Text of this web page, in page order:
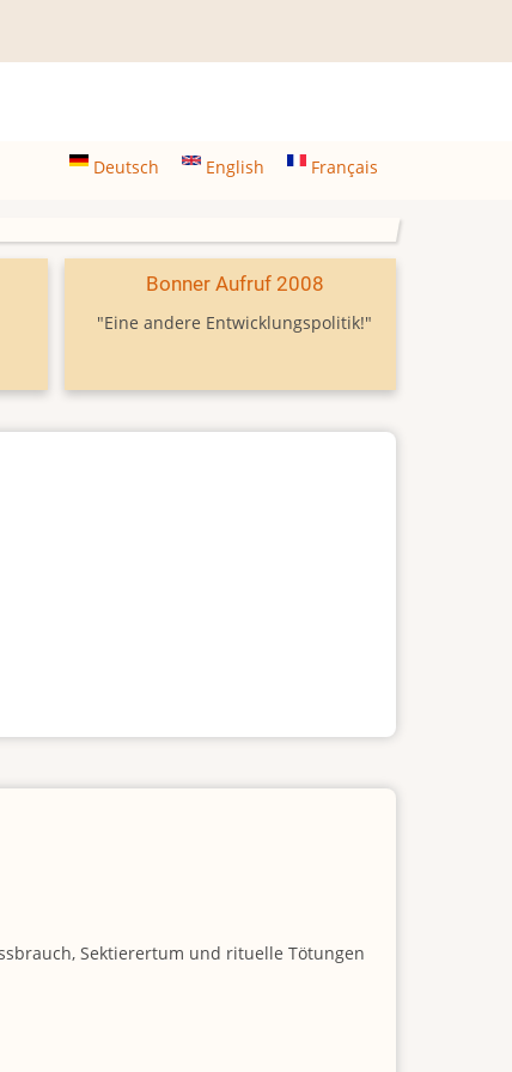
Deutsch English Français
Bonner Aufruf 2008
"Eine andere Entwicklungspolitik!"
Sektierertum und rituelle Tötungen